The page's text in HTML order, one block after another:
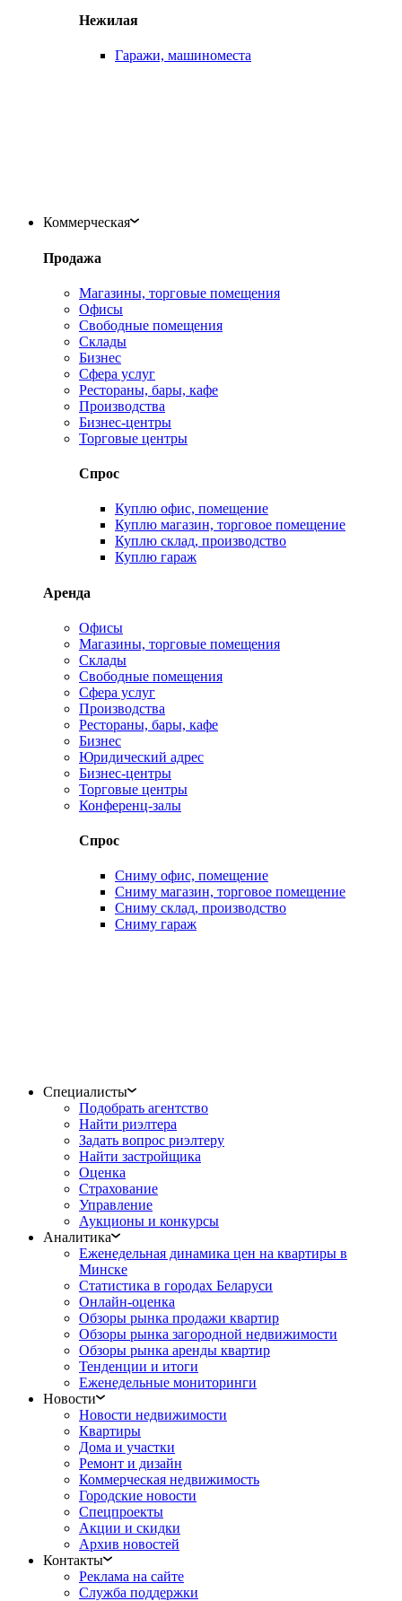
Нежилая
Гаражи, машиноместа
Коммерческая
Продажа
Магазины, торговые помещения
Офисы
Свободные помещения
Склады
Бизнес
Сфера услуг
Рестораны, бары, кафе
Производства
Бизнес-центры
Торговые центры
Спрос
Куплю офис, помещение
Куплю магазин, торговое помещение
Куплю склад, производство
Куплю гараж
Аренда
Офисы
Магазины, торговые помещения
Склады
Свободные помещения
Сфера услуг
Производства
Рестораны, бары, кафе
Бизнес
Юридический адрес
Бизнес-центры
Торговые центры
Конференц-залы
Спрос
Сниму офис, помещение
Сниму магазин, торговое помещение
Сниму склад, производство
Сниму гараж
Специалисты
Подобрать агентство
Найти риэлтера
Задать вопрос риэлтеру
Найти застройщика
Оценка
Страхование
Управление
Аукционы и конкурсы
Аналитика
Еженедельная динамика цен на квартиры в
Минске
Статистика в городах Беларуси
Онлайн-оценка
Обзоры рынка продажи квартир
Обзоры рынка загородной недвижимости
Обзоры рынка аренды квартир
Тенденции и итоги
Еженедельные мониторинги
Новости
Новости недвижимости
Квартиры
Дома и участки
Ремонт и дизайн
Коммерческая недвижимость
Городские новости
Спецпроекты
Акции и скидки
Архив новостей
Контакты
Реклама на сайте
Служба поддержки